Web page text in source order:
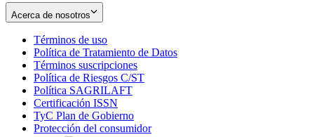
Acerca de nosotros
Términos de uso
in
new
window
Política de Tratamiento de Datos
Términos suscripciones
in
Política de Riesgos C/ST
Política SAGRILAFT
new
window
Certificación ISSN
in
new
TyC Plan de Gobierno
in
Protección del consumidorOpens